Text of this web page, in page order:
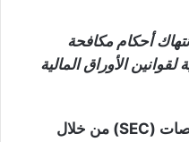
أحكام مكافحة
لقوانين الأوراق المالية
تسعى هيئة الأوراق المالية والبورصات (SEC) من خلال